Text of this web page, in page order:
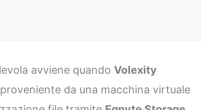
avviene quandoVolexity
da una macchina virtuale